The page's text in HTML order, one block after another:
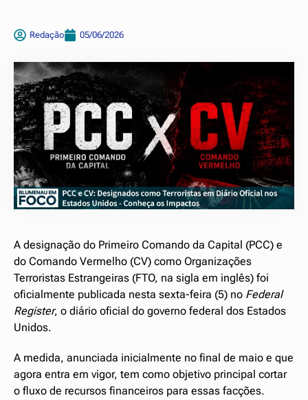
Redação 05/06/2026
A designação do Primeiro Comando da Capital (PCC) e
do Comando Vermelho (CV) como Organizações
Terroristas Estrangeiras (FTO, na sigla em inglês) foi
oficialmente publicada nesta sexta-feira (5) no Federal
Register, o diário oficial do governo federal dos Estados
Unidos.
A medida, anunciada inicialmente no final de maio e que
agora entra em vigor, tem como objetivo principal cortar
o fluxo de recursos financeiros para essas facções.